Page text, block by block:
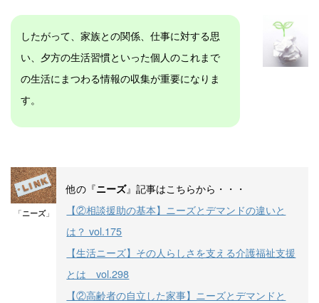
したがって、家族との関係、仕事に対する思
い、夕方の生活習慣といった個人のこれまで
の生活にまつわる情報の収集が重要になりま
す。
「ニーズ」
他の『ニーズ』記事はこちらから・・・
【②相談援助の基本】ニーズとデマンドの違いと
は？ vol.175
【生活ニーズ】その人らしさを支える介護福祉支援
とは vol.298
【②高齢者の自立した家事】ニーズとデマンドと